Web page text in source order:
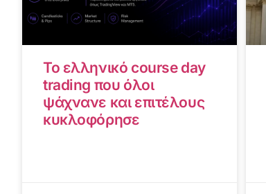
Το ελληνικό course day
trading που όλοι
ψάχνανε και επιτέλους
κυκλοφόρησε